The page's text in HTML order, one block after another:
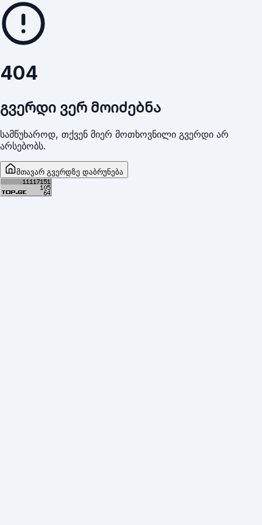
404
გვერდი ვერ მოიძებნა
სამწუხაროდ, თქვენ მიერ მოთხოვნილი გვერდი არ
არსებობს.
მთავარ გვერდზე დაბრუნება